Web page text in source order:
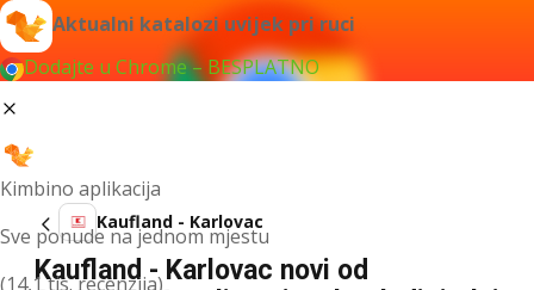
Aktualni katalozi uvijek pri ruci
Dodajte u Chrome – BESPLATNO
Kimbino aplikacija
Sve ponude na jednom mjestu
(14,1 tis. recenzija)
Kaufland - Karlovac
Kaufland - Karlovac novi od